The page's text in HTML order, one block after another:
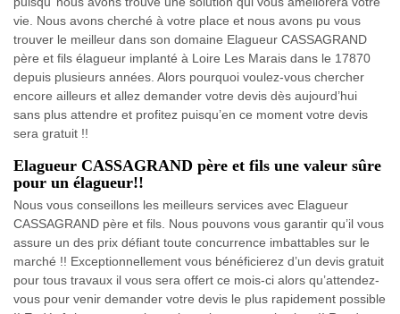
vie. Nous avons cherché à votre place et nous avons pu vous
trouver le meilleur dans son domaine Elagueur CASSAGRAND
père et fils élagueur implanté à Loire Les Marais dans le 17870
depuis plusieurs années. Alors pourquoi voulez-vous chercher
encore ailleurs et allez demander votre devis dès aujourd’hui
sans plus attendre et profitez puisqu’en ce moment votre devis
sera gratuit !!
Elagueur CASSAGRAND père et fils une valeur sûre
pour un élagueur!!
Nous vous conseillons les meilleurs services avec Elagueur
CASSAGRAND père et fils. Nous pouvons vous garantir qu’il vous
assure un des prix défiant toute concurrence imbattables sur le
marché !! Exceptionnellement vous bénéficierez d’un devis gratuit
pour tous travaux il vous sera offert ce mois-ci alors qu’attendez-
vous pour venir demander votre devis le plus rapidement possible